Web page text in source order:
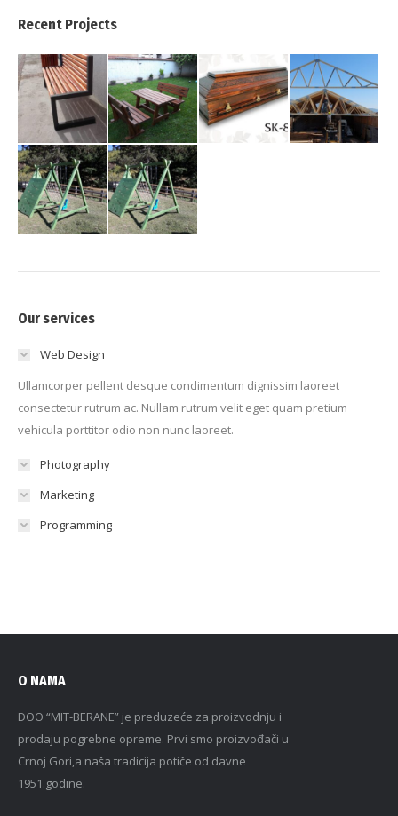
Recent Projects
Our services
Web Design
Ullamcorper pellent desque condimentum dignissim laoreet
consectetur rutrum ac. Nullam rutrum velit eget quam pretium
vehicula porttitor odio non nunc laoreet.
Photography
Marketing
Programming
O NAMA
DOO “MIT-BERANE” je preduzeće za proizvodnju i
prodaju pogrebne opreme. Prvi smo proizvođači u
Crnoj Gori,a naša tradicija potiče od davne
1951.godine.